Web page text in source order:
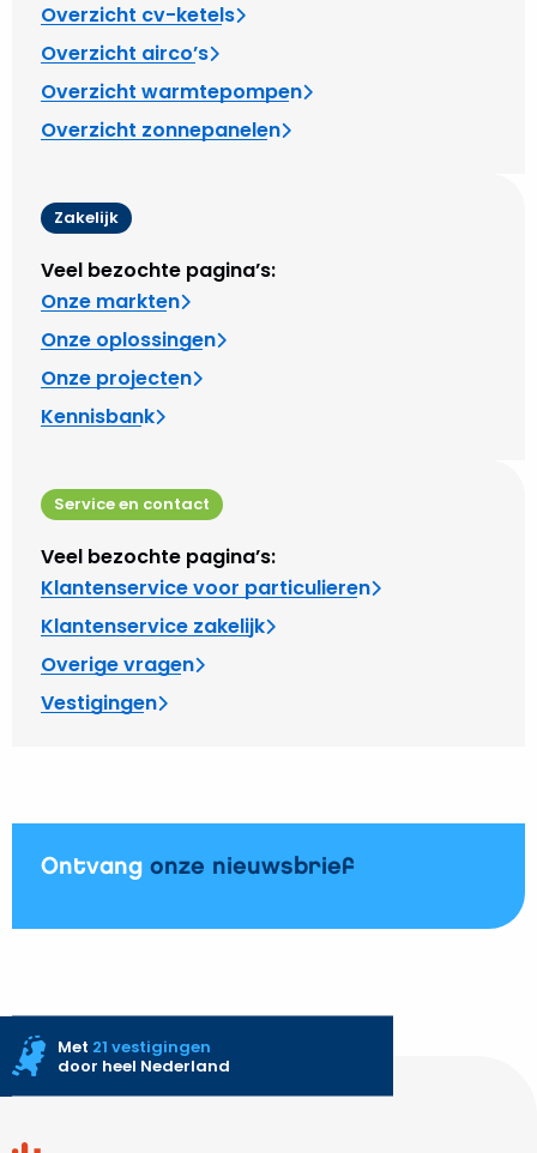
Overzicht cv-ketels
Overzicht airco’s
Overzicht warmtepompen
Overzicht zonnepanelen
Zakelijk
Veel bezochte pagina’s:
Onze markten
Onze oplossingen
Onze projecten
Kennisbank
Service en contact
Veel bezochte pagina’s:
Klantenservice voor particulieren
Klantenservice zakelijk
Overige vragen
Vestigingen
Ontvang onze nieuwsbrief
Site
Met 21 vestigingen
door heel Nederland